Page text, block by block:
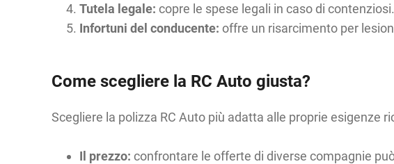
Tutela legale: copre le spese legali in caso di contenziosi.
Infortuni del conducente: offre un risarcimento per
Come scegliere la RC Auto giusta?
Scegliere la polizza RC Auto più adatta alle proprie esigenze
Il prezzo: confrontare le offerte di diverse compagnie